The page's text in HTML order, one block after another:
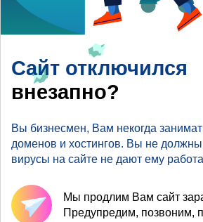
Сайт отключился
внезапно?
Вы бизнесмен, Вам некогда
доменов и хостингов. Вы не должны
вирусы на сайте не дают ему
Мы продлим Вам сайт
Предупредим, позвоним,